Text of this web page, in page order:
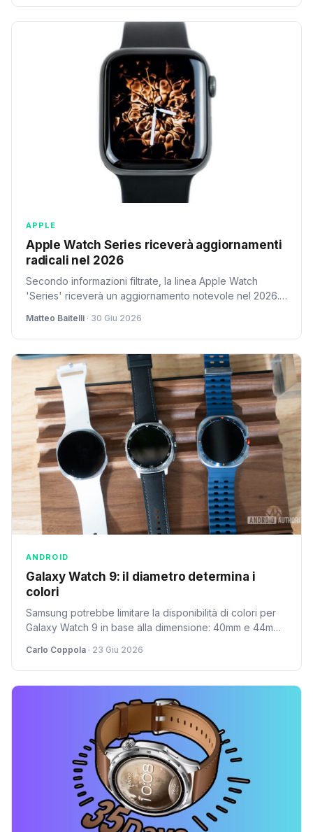
APPLE
Apple Watch Series riceverà aggiornamenti
radicali nel 2026
Secondo informazioni filtrate, la linea Apple Watch
'Series' riceverà un aggiornamento notevole nel 2026. Il
del dispositivo.
Matteo Baitelli · 30 Giu 2026
ANDROID
Galaxy Watch 9: il diametro determina i
colori
Samsung potrebbe limitare la disponibilità di colori per
Galaxy Watch 9 in base alla dimensione: 40mm e 44mm
Carlo Coppola · 23 Giu 2026